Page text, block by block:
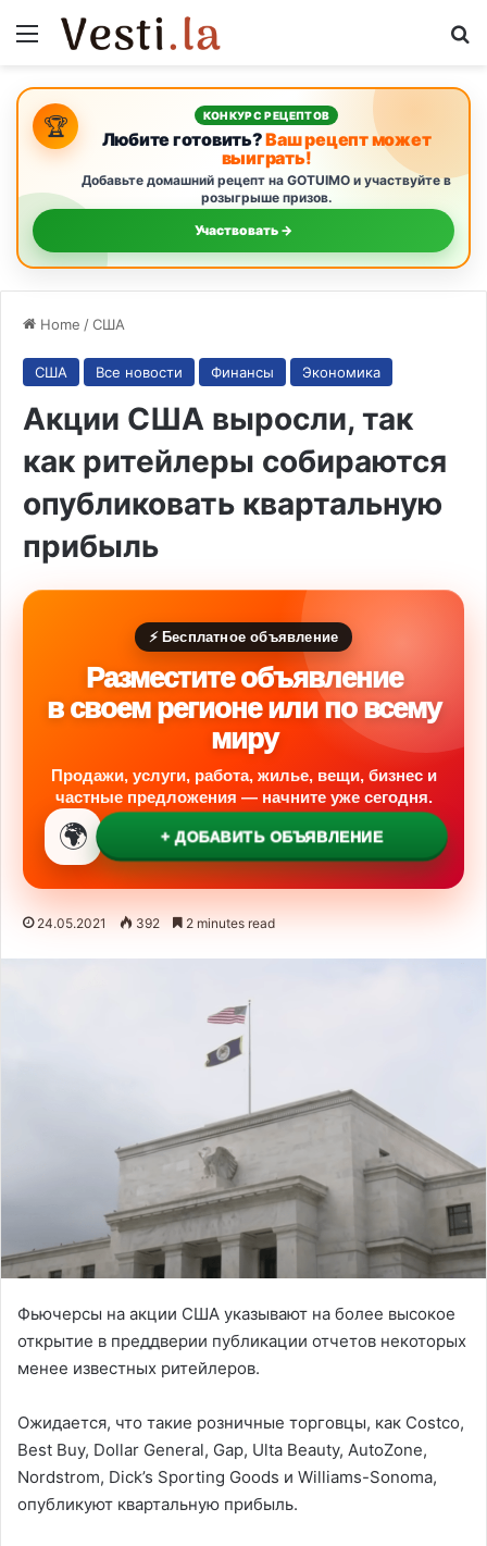
Menu
🏆 КОНКУРС РЕЦЕПТОВ
Любите готовить?Ваш рецепт может
выиграть!
Добавьте домашний рецепт на GOTUIMO и участвуйте в
розыгрыше призов.
Участвовать →
Home /США
США Все новости Финансы Экономика
Акции США выросли, так
как ритейлеры собираются
опубликовать квартальную
прибыль
⚡ Бесплатное объявление
Разместите объявление
в своем регионе или по всему
миру
Продажи, услуги, работа, жилье, вещи, бизнес и
частные предложения — начните уже сегодня.
🌍 + ДОБАВИТЬ ОБЪЯВЛЕНИЕ
24.05.2021 392 2 minutes read
Фьючерсы на акции США указывают на более высокое
открытие в преддверии публикации отчетов некоторых
менее известных ритейлеров.
Ожидается, что такие розничные торговцы, как Costco,
Best Buy, Dollar General, Gap, Ulta Beauty, AutoZone,
Nordstrom, Dick’s Sporting Goods и Williams-Sonoma,
опубликуют квартальную прибыль.